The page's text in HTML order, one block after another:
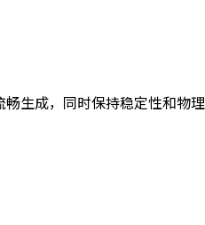
生成，同时保持稳定性和物理